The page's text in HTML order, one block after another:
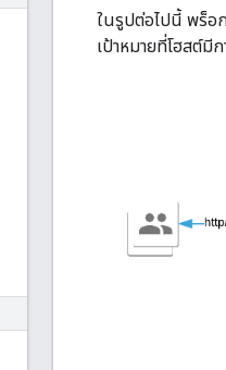
ในรูปต่อไปนี้ พร็อ
เป้าหมายที่โฮสต์มี